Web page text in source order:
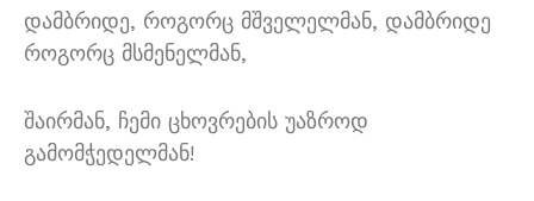
დამბრიდე, როგორც მშველელმან, დამბრიდე
როგორც მსმენელმან,
შაირმან, ჩემი ცხოვრების უაზროდ
გამომჭედელმან!